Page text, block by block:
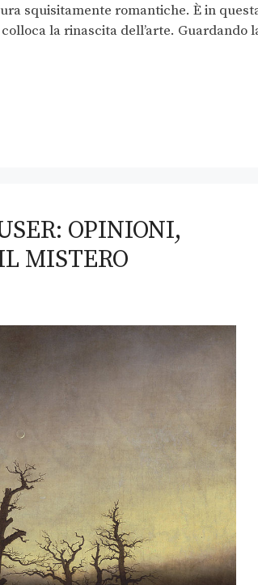
squisitamente romantiche. È in
la rinascita dell’arte. Guardando
OPINIONI,
MISTERO